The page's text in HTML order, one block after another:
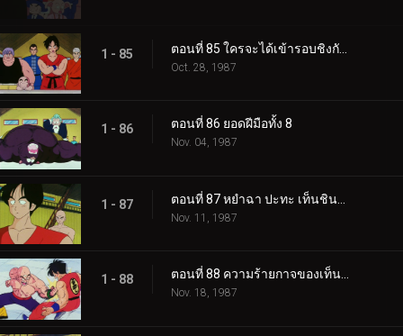
1 - 85
Oct. 28, 1987
1 - 86 ตอนที่ 86 ยอดฝีมือทั้ง 8
Nov. 04, 1987
1 - 87
Nov. 11, 1987
1 - 88 ตอนที่ 88 ความร้ายกาจของเท็นชินฮัง
Nov. 18, 1987